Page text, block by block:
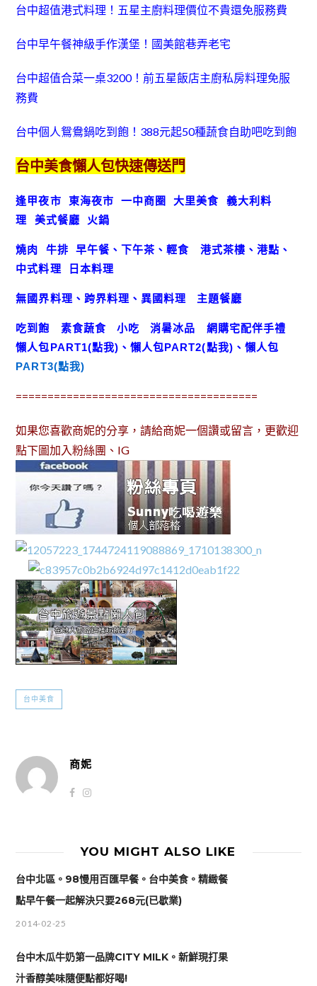
台中超值港式料理！五星主廚料理價位不貴還免服務費
台中早午餐神級手作漢堡！國美館巷弄老宅
台中超值合菜一桌3200！前五星飯店主廚私房料理免服
務費
台中個人鴛鴦鍋吃到飽！388元起50種蔬食自助吧吃到飽
台中美食懶人包快速傳送門
逢甲夜市 東海夜市 一中商圈 大里美食
義大利料
理
美式餐廳 火鍋
燒肉 牛排 早午餐、下午茶、輕食
港式茶樓、港點、
中式料理
日本料理
無國界料理、跨界料理、異國料理 主題餐廳
吃到飽 素食蔬食 小吃 消暑冰品
網購宅配伴手禮
懶人包PART1(點我) 、懶人包PART2(點我) 、 懶人包
PART3(點我)
======================================
如果您喜歡商妮的分享，請給商妮一個讚或留言，更歡迎
點下圖加入粉絲團、IG
台中美食
商妮
YOU MIGHT ALSO LIKE
台中北區。98慢用百匯早餐。台中美食。精緻餐
點早午餐一起解決只要268元(已歇業)
2014-02-25
台中木瓜牛奶第一品牌CITY MILK。新鮮現打果
汁香醇美味隨便點都好喝!